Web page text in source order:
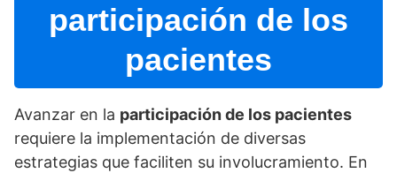
participación de los
pacientes
Avanzar en la participación de los pacientes
requiere la implementación de diversas
estrategias que faciliten su involucramiento. En